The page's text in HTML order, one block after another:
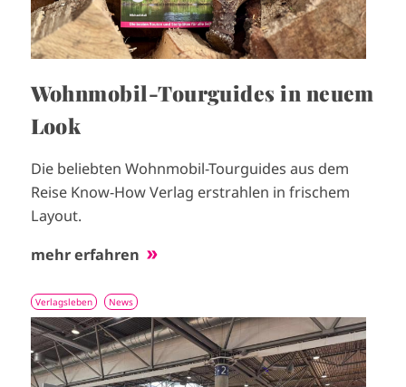
Wohnmobil-Tourguides in neuem
Look
Die beliebten Wohnmobil-Tourguides aus dem
Reise Know-How Verlag erstrahlen in frischem
Layout.
mehr erfahren
Verlagsleben News
I
m
a
g